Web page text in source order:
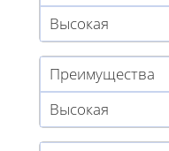
Высокая
Преимущества
Высокая